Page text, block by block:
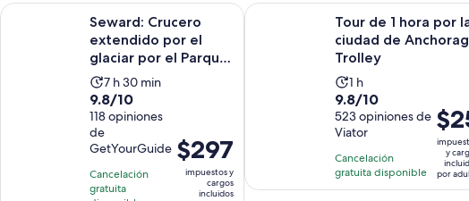
Seward: Crucero
extendido por el
glaciar por el Parque
Nacional de los Fior...
La
actividad
dura
7
horas
y
30
7 h 30 min
9.8
de
10
con
118
opiniones
9.8/10
118 opiniones
de
GetYourGuide
Cancelación
gratuita
El
precio
es
$297
impuestos y
cargos
incluidos
Seward: Crucero extendido por el glaciar por el Parque Nacional de los
Tour de 1 hora por
ciudad de
Trolley
La
actividad
dura
1
hora
1 h
9.8
de
10
con
523
opiniones
9.8/10
523 opiniones de
Viator
Cancelación
gratuita disponible
El
es
de
$25.
y
por
Tour de 1 hora por la ciudad de